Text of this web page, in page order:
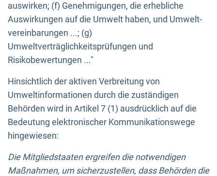
auswirken; (f) Genehmigungen, die erhebliche
Auswirkungen auf die Umwelt haben, und Umwelt-
vereinbarungen ...; (g)
Umweltverträglichkeitsprüfungen und
Risikobewertungen ..."
Hinsichtlich der aktiven Verbreitung von
Umweltinformationen durch die zuständigen
Behörden wird in Artikel 7 (1) ausdrücklich auf die
Bedeutung elektronischer Kommunikationswege
hingewiesen:
Die Mitgliedstaaten ergreifen die notwendigen
Maßnahmen, um sicherzustellen, dass Behörden die